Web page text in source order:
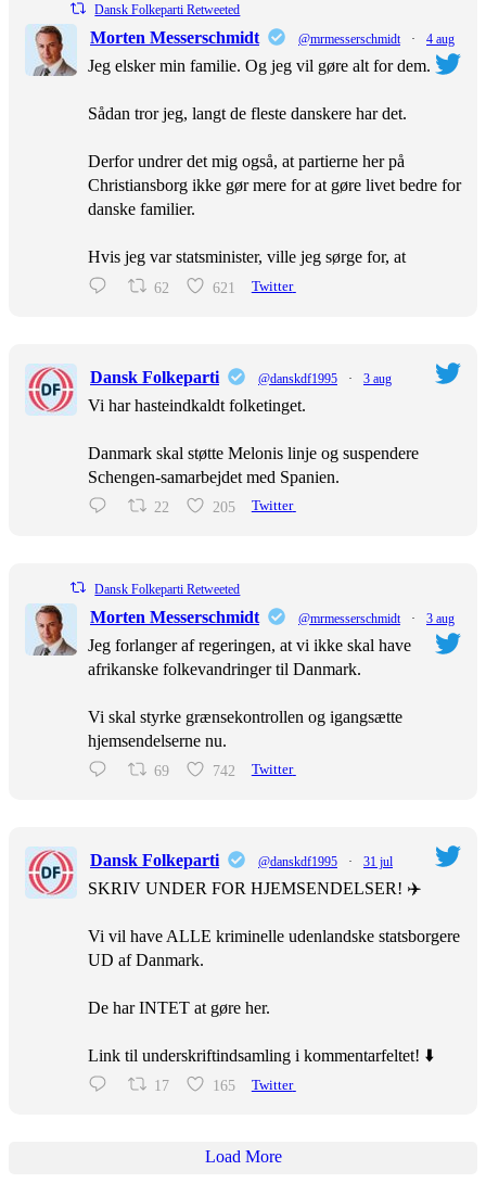
Dansk Folkeparti Retweeted
Morten Messerschmidt @mrmesserschmidt · 4 aug
Jeg elsker min familie. Og jeg vil gøre alt for dem.
Sådan tror jeg, langt de fleste danskere har det.
Derfor undrer det mig også, at partierne her på
Christiansborg ikke gør mere for at gøre livet bedre for
danske familier.
Hvis jeg var statsminister, ville jeg sørge for, at
62 621 Twitter
Dansk Folkeparti @danskdf1995 · 3 aug
Vi har hasteindkaldt folketinget.
Danmark skal støtte Melonis linje og suspendere
Schengen-samarbejdet med Spanien.
22 205 Twitter
Dansk Folkeparti Retweeted
Morten Messerschmidt @mrmesserschmidt · 3 aug
Jeg forlanger af regeringen, at vi ikke skal have
afrikanske folkevandringer til Danmark.
Vi skal styrke grænsekontrollen og igangsætte
hjemsendelserne nu.
69 742 Twitter
Dansk Folkeparti @danskdf1995 · 31 jul
SKRIV UNDER FOR HJEMSENDELSER! ✈️
Vi vil have ALLE kriminelle udenlandske statsborgere
UD af Danmark.
De har INTET at gøre her.
Link til underskriftindsamling i kommentarfeltet! ⬇️
17 165 Twitter
Load More